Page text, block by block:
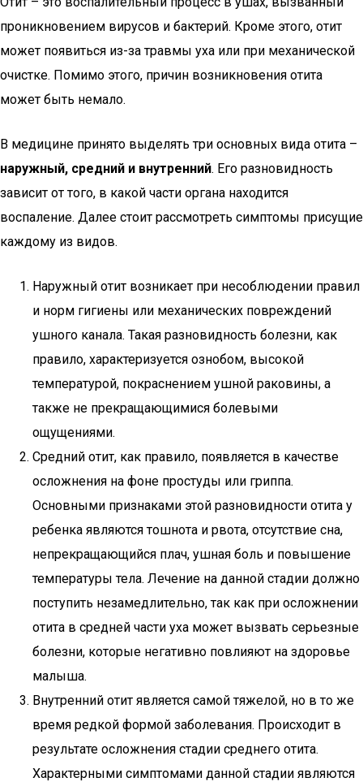
проникновением вирусов и бактерий. Кроме этого, отит
может появиться из-за травмы уха или при механической
очистке. Помимо этого, причин возникновения отита
может быть немало.
В медицине принято выделять три основных вида отита –
наружный, средний и внутренний. Его разновидность
зависит от того, в какой части органа находится
воспаление. Далее стоит рассмотреть симптомы присущие
каждому из видов.
Наружный отит возникает при несоблюдении правил
и норм гигиены или механических повреждений
ушного канала. Такая разновидность болезни, как
правило, характеризуется ознобом, высокой
температурой, покраснением ушной раковины, а
также не прекращающимися болевыми
ощущениями.
Средний отит, как правило, появляется в качестве
осложнения на фоне простуды или гриппа.
Основными признаками этой разновидности отита у
ребенка являются тошнота и рвота, отсутствие сна,
непрекращающийся плач, ушная боль и повышение
температуры тела. Лечение на данной стадии должно
поступить незамедлительно, так как при осложнении
отита в средней части уха может вызвать серьезные
болезни, которые негативно повлияют на здоровье
малыша.
Внутренний отит является самой тяжелой, но в то же
время редкой формой заболевания. Происходит в
результате осложнения стадии среднего отита.
Характерными симптомами данной стадии являются